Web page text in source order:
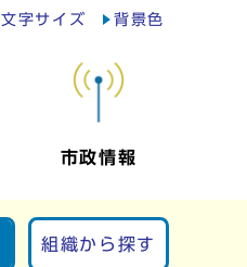
文字サイズ 背景色
市政情報
組織から探す